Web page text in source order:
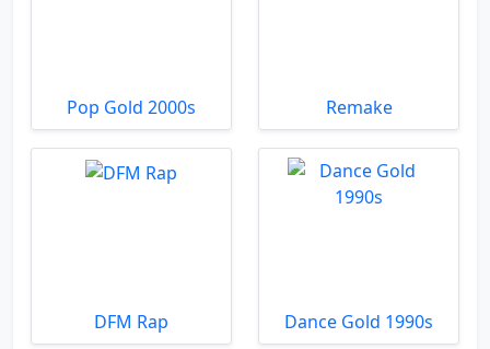
Pop Gold 2000s Remake
DFM Rap Dance Gold 1990s